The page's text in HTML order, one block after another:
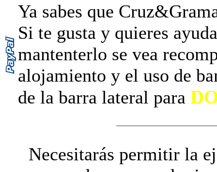
Ya sabes que
Si te gusta y quieres
mantenterlo se vea
alojamiento y el uso de
de la barra lateral para
Necesitarás permitir la